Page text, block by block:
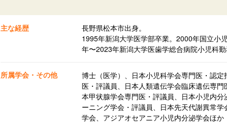
主な経歴
長野県松本市出身。
1995年新潟大学医学部卒業。2000年国立小
年〜2023年新潟大学医歯学総合病院小児科勤
所属学会・その他
博士（医学）、日本小児科学会専門医・認
医・評議員、日本人類遺伝学会臨床遺伝専
本甲状腺学会専門医・評議員、日本小児内
ーニング学会・評議員、日本先天代謝異常
学会、アジアオセアニア小児内分泌学会ほか